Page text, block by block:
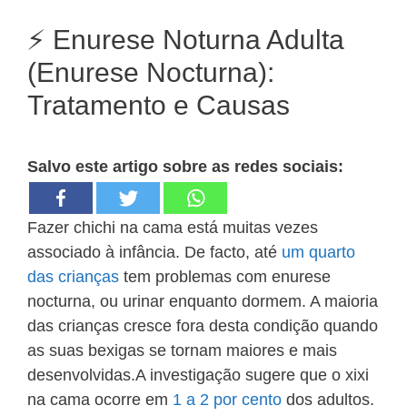
⚡ Enurese Noturna Adulta
(Enurese Nocturna):
Tratamento e Causas
Salvo este artigo sobre as redes sociais:
Fazer chichi na cama está muitas vezes
associado à infância. De facto, até um quarto
das crianças tem problemas com enurese
nocturna, ou urinar enquanto dormem. A maioria
das crianças cresce fora desta condição quando
as suas bexigas se tornam maiores e mais
desenvolvidas.A investigação sugere que o xixi
na cama ocorre em 1 a 2 por cento dos adultos.